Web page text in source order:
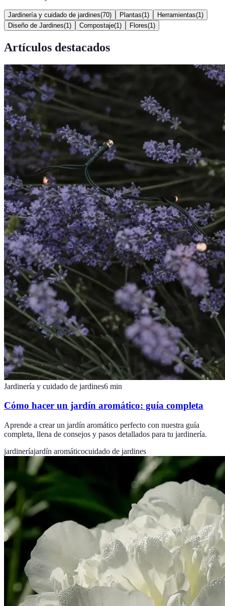
Jardinería y cuidado de jardines(70) Plantas(1 ) Herramientas(1 )
Diseño de Jardines(1 ) Compostaje(1 ) Flores(1 )
Artículos destacados
Jardinería y cuidado de jardines6 min
Cómo hacer un jardín aromático: guía completa
Aprende a crear un jardín aromático perfecto con nuestra guía
completa, llena de consejos y pasos detallados para tu jardinería.
jardineríajardín aromáticocuidado de jardines